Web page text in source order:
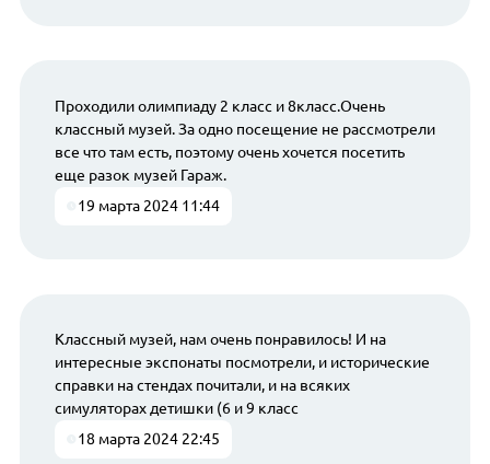
Проходили олимпиаду 2 класс и 8класс.Очень
классный музей. За одно посещение не рассмотрели
все что там есть, поэтому очень хочется посетить
еще разок музей Гараж.
19 марта 2024 11:44
Классный музей, нам очень понравилось! И на
интересные экспонаты посмотрели, и исторические
справки на стендах почитали, и на всяких
симуляторах детишки (6 и 9 класс
18 марта 2024 22:45